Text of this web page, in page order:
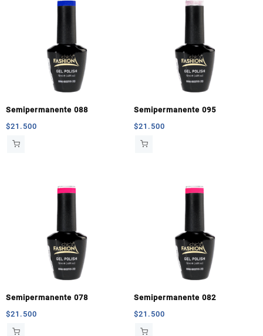
Semipermanente 088
$21.500
Semipermanente 095
$21.500
Semipermanente 078
$21.500
Semipermanente 082
$21.500